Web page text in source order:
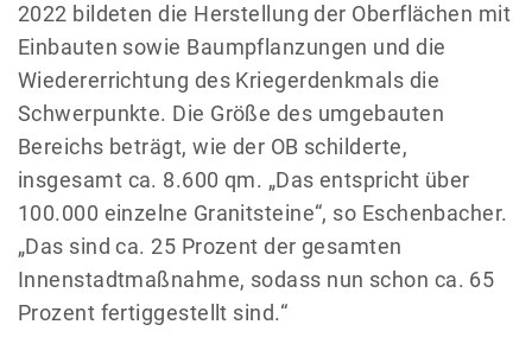
2022 bildeten die Herstellung der Oberflächen mit
Einbauten sowie Baumpflanzungen und die
Wiedererrichtung des Kriegerdenkmals die
Schwerpunkte. Die Größe des umgebauten
Bereichs beträgt, wie der OB schilderte,
insgesamt ca. 8.600 qm. „Das entspricht über
100.000 einzelne Granitsteine“, so Eschenbacher.
„Das sind ca. 25 Prozent der gesamten
Innenstadtmaßnahme, sodass nun schon ca. 65
Prozent fertiggestellt sind.“